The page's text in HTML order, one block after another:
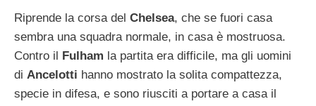
Riprende la corsa del Chelsea, che se fuori casa
sembra una squadra normale, in casa è mostruosa.
Contro il Fulham la partita era difficile, ma gli uomini
di Ancelotti hanno mostrato la solita compattezza,
specie in difesa, e sono riusciti a portare a casa il